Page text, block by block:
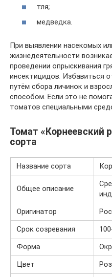
тля;
медведка.
При выявлении насекомых
жизнедеятельности
проведении опрыскивания
инсектицидов. Избавиться
путём сбора личинок и
способом. Если это не
томатов специальными
Томат «Корнеевский
сорта
Название сорта
Общее описание
Оригинатор
Срок созревания
Форма
Цвет